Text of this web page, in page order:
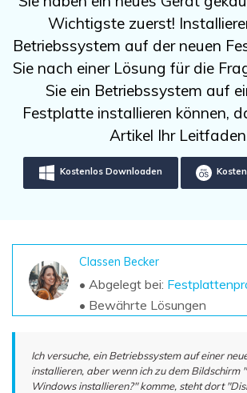
Unbegrenzte Daten vom Mac-
wiederherstellen
Kostenlos Testen
Recoverit kostenlos
Verlorene/gel?schte Daten
wiederherstellen
Weitere Produkte
Repairit - Datenreparatur
Datenverlust-Szenarien
ALLE FUNKTIONEN ENTDECKEN
Aktuelles Thema
search
Wichtigste zuerst!
Betriebssystem auf der neuen
Sie nach einer Lösung für die
Sie ein Betriebssystem auf
Festplatte installieren können,
Artikel Ihr
Kostenlos Downloaden
Classen Becker
• Abgelegt bei:
• Bewährte Lösungen
Ich versuche, ein Betriebssystem auf einer
installieren, aber wenn ich zu dem Bildschirm
Windows installieren?" komme, steht dort